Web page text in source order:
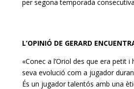
per segona temporada
L’OPINIÓ DE GERARD
«Conec a l’Oriol des que era petit
seva evolució com a jugador
És un jugador talentós amb una